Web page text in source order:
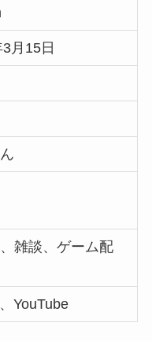
月15日
雑談、ゲーム配
YouTube